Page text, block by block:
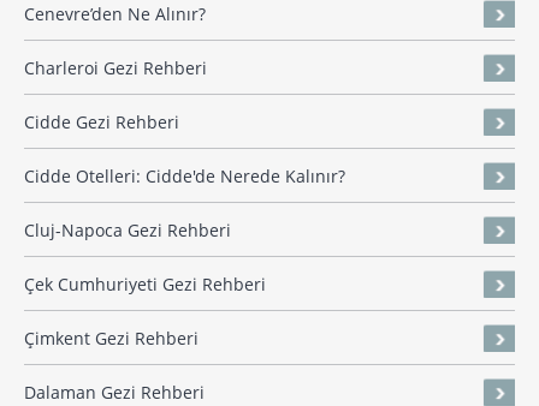
Cenevre’den Ne Alınır?
Charleroi Gezi Rehberi
Cidde Gezi Rehberi
Cidde Otelleri: Cidde'de Nerede Kalınır?
Cluj-Napoca Gezi Rehberi
Çek Cumhuriyeti Gezi Rehberi
Çimkent Gezi Rehberi
Dalaman Gezi Rehberi